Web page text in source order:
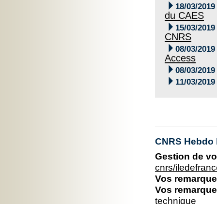
 18/03/2019
du CAES
 15/03/2019
CNRS
 08/03/2019
Access
 08/03/2019
 11/03/2019
CNRS
Gestion de
cnrs/
Vos
Vos
technique